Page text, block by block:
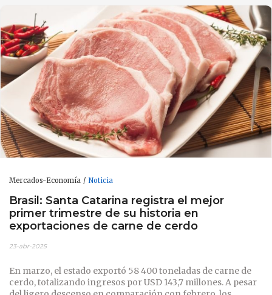
Mercados-Economía Noticia
Brasil: Santa Catarina registra el mejor
primer trimestre de su historia en
exportaciones de carne de cerdo
23-abr-2025
En marzo, el estado exportó 58 400 toneladas de carne de
cerdo, totalizando ingresos por USD 143,7 millones. A pesar